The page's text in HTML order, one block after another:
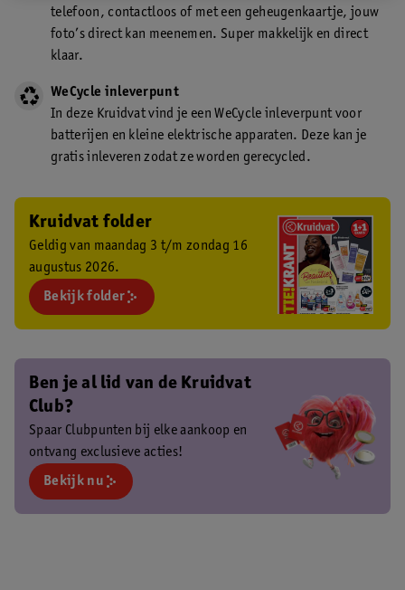
telefoon, contactloos of met een geheugenkaartje, jouw
foto’s direct kan meenemen. Super makkelijk en direct
klaar.
WeCycle inleverpunt
In deze Kruidvat vind je een WeCycle inleverpunt voor
batterijen en kleine elektrische apparaten. Deze kan je
gratis inleveren zodat ze worden gerecycled.
Kruidvat folder
Geldig van maandag 3 t/m zondag 16
augustus 2026.
Bekijk folder
Ben je al lid van de Kruidvat
Club?
Spaar Clubpunten bij elke aankoop en
ontvang exclusieve acties!
Bekijk nu